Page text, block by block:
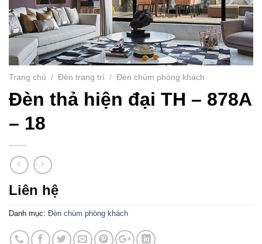
Trang chủ / Đèn trang trí / Đèn chùm phòng khách
Đèn thả hiện đại TH – 878A
– 18
Liên hệ
Danh mục: Đèn chùm phòng khách